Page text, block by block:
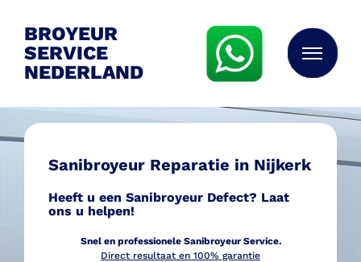
BROYEUR
SERVICE
NEDERLAND
Sanibroyeur Reparatie in Nijkerk
Heeft u een Sanibroyeur Defect? Laat
ons u helpen!
Snel en professionele Sanibroyeur Service.
Direct resultaat en 100% garantie